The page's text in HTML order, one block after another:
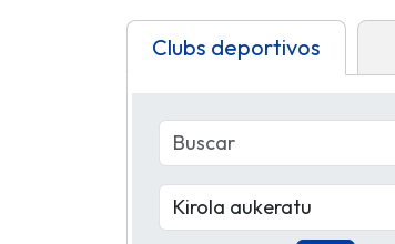
Clubs deportivos